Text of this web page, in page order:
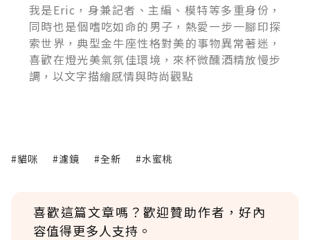
我是Eric，身兼記者、主編、模特等多重身份，
同時也是個嗜吃如命的男子，熱愛一步一腳印探
索世界，典型金牛座性格對美的事物異常著迷，
喜歡在燈光美氣氛佳環境，來杯微醺酒精放慢步
調，以文字描繪感情與時尚觀點
#貓咪 #濾鏡 #全新 #水蜜桃
喜歡這篇文章嗎？歡迎贊助作者，好內
容值得更多人支持。